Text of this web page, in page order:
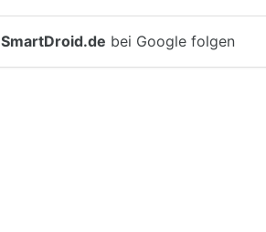
SmartDroid.de bei Google folgen